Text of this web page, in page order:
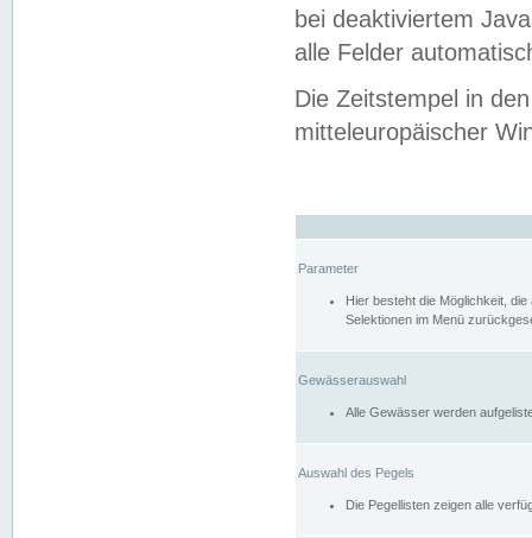
bei deaktiviertem
alle Felder
Die Zeitstempel in
mitteleuropäischer
Parameter
Hier besteht die Möglichkeit,
Selektionen im Menü
Gewässerauswahl
Alle Gewässer werden
Auswahl des Pegels
Die Pegellisten zeigen alle